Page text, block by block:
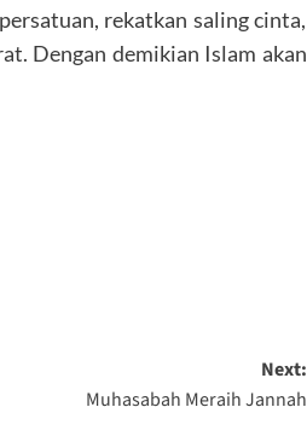
rekatkan saling cinta,
Dengan demikian Islam akan
Next:
Muhasabah Meraih Jannah